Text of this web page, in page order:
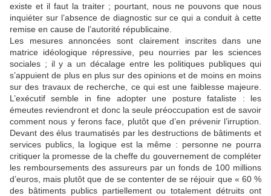
existe et il faut la traiter ; pourtant, nous ne pouvons que nous
inquiéter sur l’absence de diagnostic sur ce qui a conduit à cette
remise en cause de l’autorité républicaine.
Les mesures annoncées sont clairement inscrites dans une
matrice idéologique répressive, peu nourries par les sciences
sociales ; il y a un décalage entre les politiques publiques qui
s’appuient de plus en plus sur des opinions et de moins en moins
sur des travaux de recherche, ce qui est une faiblesse majeure.
L’exécutif semble in fine adopter une posture fataliste : les
émeutes reviendront et donc la seule préoccupation est de savoir
comment nous y ferons face, plutôt que d’en prévenir l’irruption.
Devant des élus traumatisés par les destructions de bâtiments et
services publics, la logique est la même : personne ne pourra
critiquer la promesse de la cheffe du gouvernement de compléter
les remboursements des assureurs par un fonds de 100 millions
d’euros, mais plutôt que de se contenter de se réjouir que « 60 %
des bâtiments publics partiellement ou totalement détruits ont